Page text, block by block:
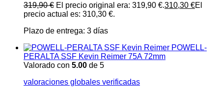
319,90€ El precio original era: 319,90 €.310,30 €El
precio actual es: 310,30 €.
Plazo de entrega: 3 días
POWELL-
PERALTA SSF Kevin Reimer 75A 72mm
Valorado con 5.00 de 5
valoraciones globales verificadas